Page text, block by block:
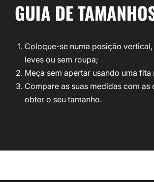
GUIA DE
Coloque-se numa posição
leves ou sem roupa;
Meça sem apertar usando uma fita
Compare as suas medidas com as
obter o seu tamanho.